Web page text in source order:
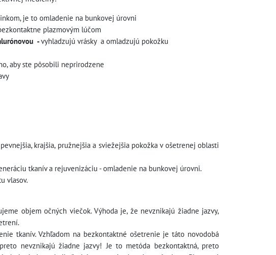
je to omladenie na bunkovej úrovni
plazmovým lúčom
-vyhladzujú vrásky a omladzujú pokožku
aby ste pôsobili neprirodzene
krajšia, pružnejšia a sviežejšia pokožka v ošetrenej oblasti
tkanív a rejuvenizáciu - omladenie na bunkovej úrovni.
vlasov.
objem očných viečok. Výhoda je, že nevznikajú žiadne jazvy,
tkanív. Vzhľadom na bezkontaktné ošetrenie je táto novodobá
nevznikajú žiadne jazvy! Je to metóda bezkontaktná, preto